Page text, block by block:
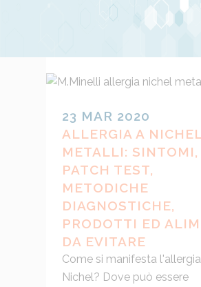
23 MAR 2020
ALLERGIA A
METALLI: SINTOMI,
PATCH TEST,
METODICHE
DIAGNOSTICHE,
PRODOTTI ED
DA EVITARE
Come si manifesta
Nichel? Dove può essere